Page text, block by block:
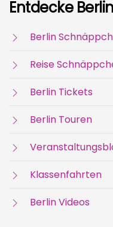
Entdecke Berlin
Berlin
Reise
Berlin Tickets
Berlin Touren
Klassenfahrten
Berlin Videos